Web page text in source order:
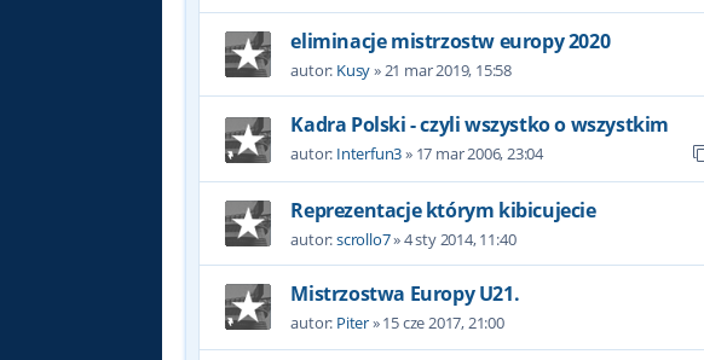
eliminacje mistrzostw europy 2020
autor: Kusy»21 mar 2019, 15:58
Kadra Polski - czyli wszystko o wszystkim
autor: Interfun3» 17 mar 2006, 23:04
Reprezentacje którym kibicujecie
autor:scrollo7»4 sty 2014, 11:40
Mistrzostwa Europy U21.
autor: Piter»15 cze 2017, 21:00